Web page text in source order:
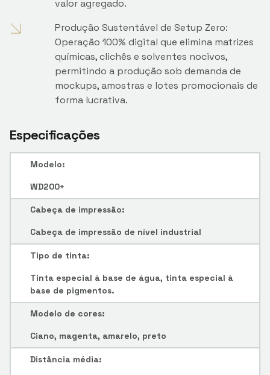
valor agregado.
Produção Sustentável de Setup Zero:
Operação 100% digital que elimina matrizes
químicas, clichês e solventes nocivos,
permitindo a produção sob demanda de
mockups, amostras e lotes promocionais de
forma lucrativa.
Especificações
Modelo:
WD200+
Cabeça de impressão:
Cabeça de impressão de nível industrial
Tipo de tinta:
Tinta especial à base de água, tinta especial à
base de pigmentos.
Modelo de cores:
Ciano, magenta, amarelo, preto
Distância média: